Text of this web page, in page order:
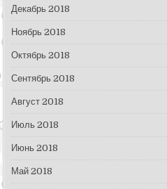
Декабрь 2018
Ноябрь 2018
Октябрь 2018
Сентябрь 2018
Август 2018
Июль 2018
Июнь 2018
Май 2018